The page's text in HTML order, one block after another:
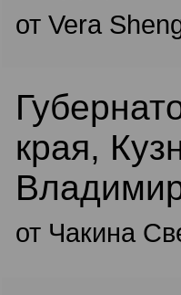
от Vera
края,
от Чакина